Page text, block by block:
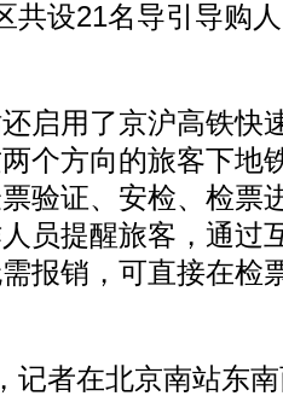
共设21名导引导购
用了京沪高铁快
个方向的旅客下地
验证、安检、检票
员提醒旅客，通过
报销，可直接在检
者在北京南站东南